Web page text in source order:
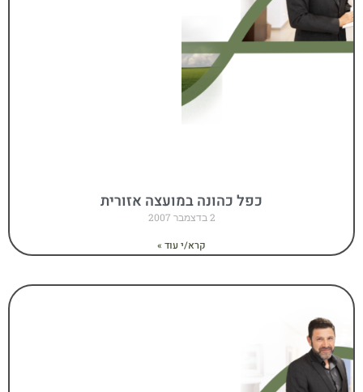
כפל כהונה במועצה אזורית
2 בדצמבר 2007
קרא/י עוד »